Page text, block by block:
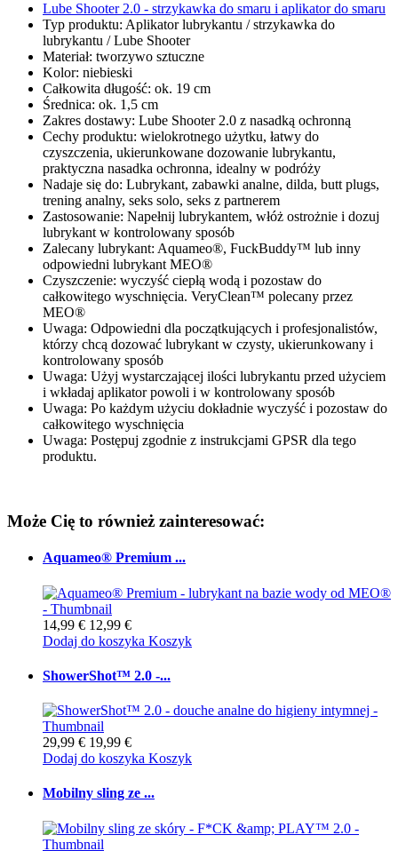
Lube Shooter 2.0 - strzykawka do smaru i aplikator do smaru
Typ produktu: Aplikator lubrykantu / strzykawka do
lubrykantu / Lube Shooter
Materiał: tworzywo sztuczne
Kolor: niebieski
Całkowita długość: ok. 19 cm
Średnica: ok. 1,5 cm
Zakres dostawy: Lube Shooter 2.0 z nasadką ochronną
Cechy produktu: wielokrotnego użytku, łatwy do
czyszczenia, ukierunkowane dozowanie lubrykantu,
praktyczna nasadka ochronna, idealny w podróży
Nadaje się do: Lubrykant, zabawki analne, dilda, butt plugs,
trening analny, seks solo, seks z partnerem
Zastosowanie: Napełnij lubrykantem, włóż ostrożnie i dozuj
lubrykant w kontrolowany sposób
Zalecany lubrykant: Aquameo®, FuckBuddy™ lub inny
odpowiedni lubrykant MEO®
Czyszczenie: wyczyść ciepłą wodą i pozostaw do
całkowitego wyschnięcia. VeryClean™ polecany przez
MEO®
Uwaga: Odpowiedni dla początkujących i profesjonalistów,
którzy chcą dozować lubrykant w czysty, ukierunkowany i
kontrolowany sposób
Uwaga: Użyj wystarczającej ilości lubrykantu przed użyciem
i wkładaj aplikator powoli i w kontrolowany sposób
Uwaga: Po każdym użyciu dokładnie wyczyść i pozostaw do
całkowitego wyschnięcia
Uwaga: Postępuj zgodnie z instrukcjami GPSR dla tego
produktu.
Może Cię to również zainteresować:
Aquameo® Premium ...
14,99 € 12,99 €
Dodaj do koszyka Koszyk
ShowerShot™ 2.0 -...
29,99 € 19,99 €
Dodaj do koszyka Koszyk
Mobilny sling ze ...